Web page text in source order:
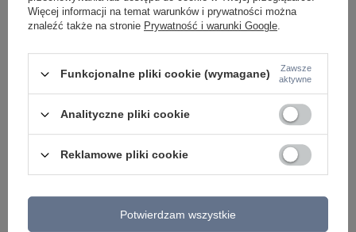
KINKIETY NAD LUSTRO
ŻYRANDOLE
Więcej informacji na temat warunków i prywatności można
znaleźć także na stronie Prywatność i warunki Google.
Funkcjonalne pliki cookie (wymagane)
Zawsze
aktywne
Analityczne pliki cookie
Reklamowe pliki cookie
Potwierdzam wszystkie